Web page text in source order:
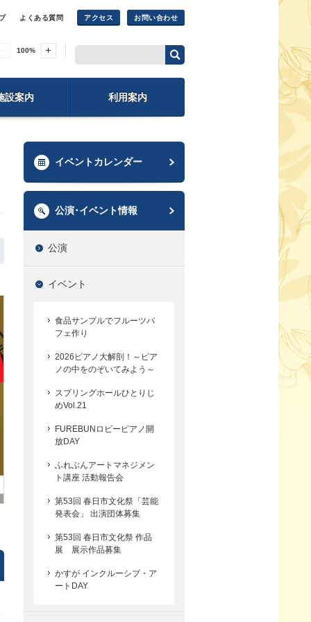
よくある質問 アクセス お問い合わせ
100%
設案内 利用案内
イベントカレンダー
公演･イベント情報
公演
イベント
食品サンプルでフルーツパ
フェ作り
2026ピアノ大解剖！～ピア
ノの中をのぞいてみよう～
スプリングホールひとりじ
めVol.21
FUREBUNロビーピアノ開
放DAY
ふれぶんアートマネジメン
ト講座 活動報告会
第53回 春日市文化祭「芸能
発表会」 出演団体募集
第53回 春日市文化祭 作品
展 展示作品募集
かすが インクルーシブ・ア
ートDAY